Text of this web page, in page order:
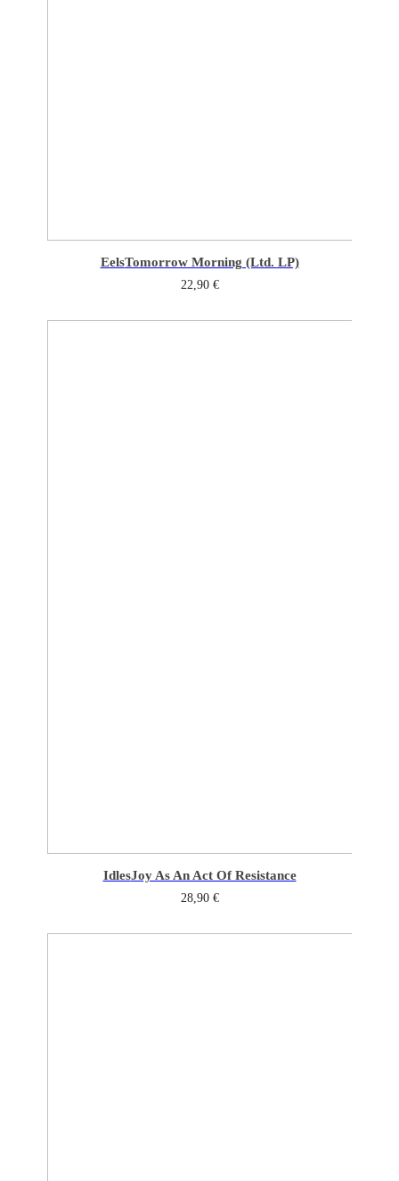
EelsTomorrow Morning (Ltd. LP)
22,90 €
IdlesJoy As An Act Of Resistance
28,90 €